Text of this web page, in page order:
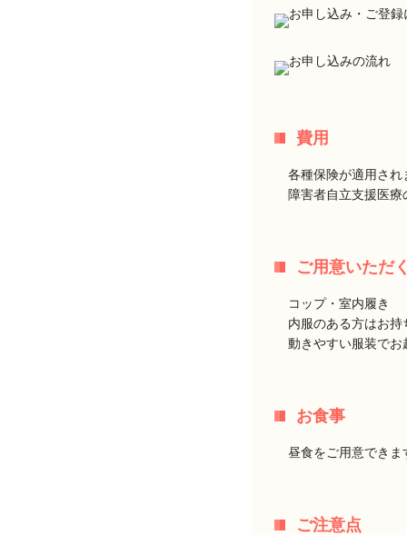
費用
各種保険が適用され
障害者自立支援医
ご用意いただ
コップ・室内履き
内服のある方はお持
動きやすい服装でお
お食事
昼食をご用意できま
ご注意点